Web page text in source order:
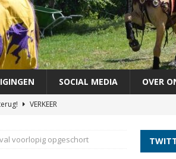
SOCIAL MEDIA OVER
VERKEER
uit de vaart door lage waterstand
voorlopig opgeschort